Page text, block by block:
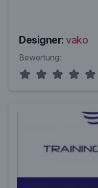
Designer: vako
Bewertung: